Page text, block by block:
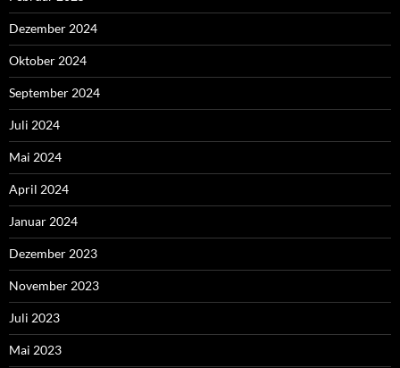
Dezember 2024
Oktober 2024
September 2024
Juli 2024
Mai 2024
April 2024
Januar 2024
Dezember 2023
November 2023
Juli 2023
Mai 2023